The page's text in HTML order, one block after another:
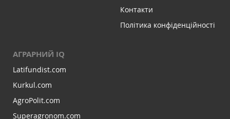
Контакти
Політика конфіденційності
АГРАРНИЙ IQ
Latifundist.com
Kurkul.com
AgroPolit.com
Superagronom.com